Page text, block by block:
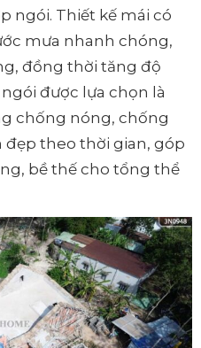
ngói. Thiết kế mái có
mưa nhanh chóng,
đồng thời tăng độ
được lựa chọn là
chống nóng, chống
theo thời gian, góp
bề thế cho tổng thể